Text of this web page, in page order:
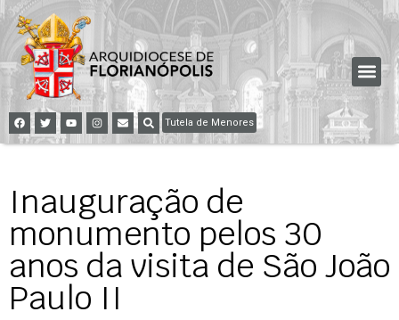
Tutela de Menores
Inauguração de
monumento pelos 30
anos da visita de São João
Paulo II